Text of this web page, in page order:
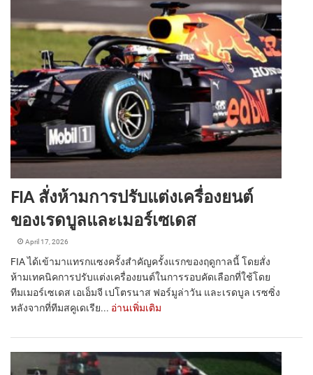
FIA สั่งห้ามการปรับแต่งเครื่องยนต์
ของเรดบูลและเมอร์เซเดส
April 17, 2026
FIA ได้เข้ามาแทรกแซงครั้งสำคัญครั้งแรกของฤดูกาลนี้ โดยสั่ง
ห้ามเทคนิคการปรับแต่งเครื่องยนต์ในการรอบคัดเลือกที่ใช้โดย
ทีมเมอร์เซเดส เอเอ็มจี เปโตรนาส ฟอร์มูล่าวัน และเรดบูล เรซซิ่ง
หลังจากที่ทีมสคูเดเรีย... อ่านเพิ่มเติม